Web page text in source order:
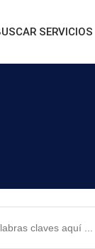
SERVICIOS